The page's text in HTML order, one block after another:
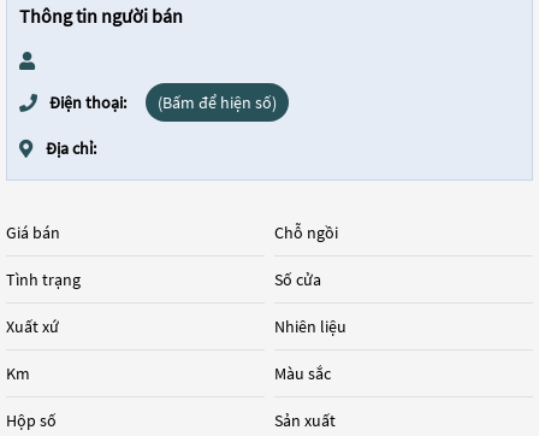
Thông tin người bán
Điện thoại: (Bấm để hiện số)
Địa chỉ:
Giá bán
Tình trạng
Xuất xứ
Km
Hộp số
Chỗ ngồi
Số cửa
Nhiên liệu
Màu sắc
Sản xuất